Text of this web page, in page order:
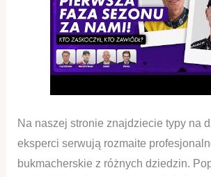
Na naszej stronie znajdziecie typy na
eksperci serwują rozmaite
bukmacherskie z różnych dziedzin.